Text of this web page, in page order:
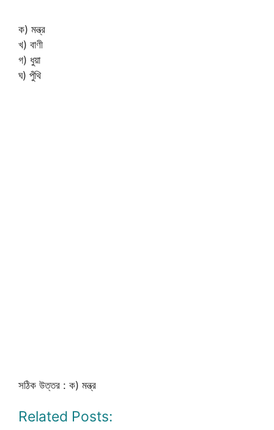
ক) মন্ত্র
খ) বাণী
গ) ধুয়া
ঘ) পুঁথি
সঠিক উত্তর : ক) মন্ত্র
Related Posts: